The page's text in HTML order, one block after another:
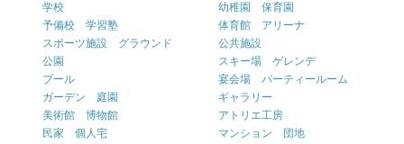
学校
幼稚園 保育園
予備校 学習塾
体育館 アリーナ
スポーツ施設 グラウンド
公共施設
公園
スキー場 ゲレンデ
プール
宴会場 パーティールーム
ガーデン 庭園
ギャラリー
美術館 博物館
アトリエ工房
民家 個人宅
マンション 団地